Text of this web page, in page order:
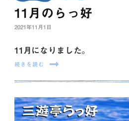
11月のらっ好
2021年11月1日
11月になりました。
続きを読む